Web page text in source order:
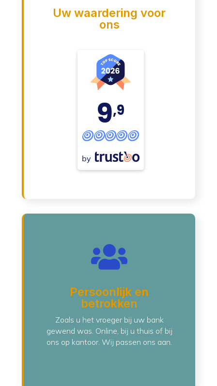
Uw waardering voor
ons
9,9
by

Persoonlijk en
betrokken
Zoals u het vroeger bij uw bank
gewend was. Online, bij u thuis of bij
ons op kantoor. Wij passen ons aan.